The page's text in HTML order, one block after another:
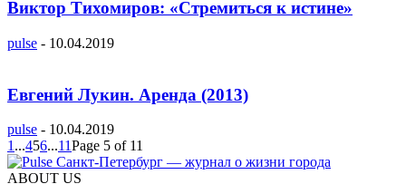
Виктор Тихомиров: «Стремиться к истине»
pulse - 10.04.2019
Евгений Лукин. Аренда (2013)
pulse - 10.04.2019
1 ...456...11Page 5 of 11
ABOUT US